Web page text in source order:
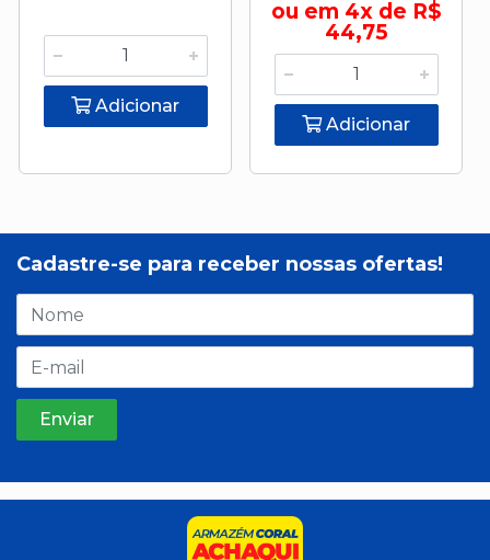
Adicionar
ou em 4x de R$
44,75
Adicionar
Cadastre-se para receber nossas ofertas!